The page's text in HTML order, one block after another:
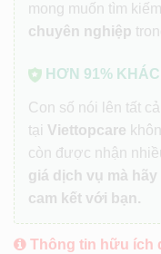
mong muốn tìm
chuyên nghiệp
HƠN 91%
Con số nói lên tất
tại Viettopcare
còn được nhận
giá dịch vụ mà
cam kết với bạn.
Thông tin hữu ích